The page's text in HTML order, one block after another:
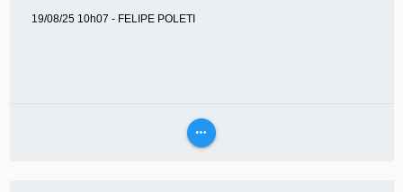
19/08/25 10h07 - FELIPE POLETI
more_horiz